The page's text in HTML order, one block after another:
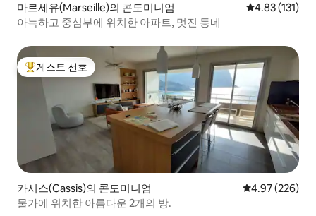
마르세유(Marseille)의 콘도미니엄 평점 4.83점(5
4.83 (131)
아늑하고 중심부에 위치한 아파트, 멋진 동네
상위 게스트 선호
게스트 선호
카시스(Cassis)의 콘도미니엄 평점 4.97점(5
4.97 (226)
물가에 위치한 아름다운 2개의 방.